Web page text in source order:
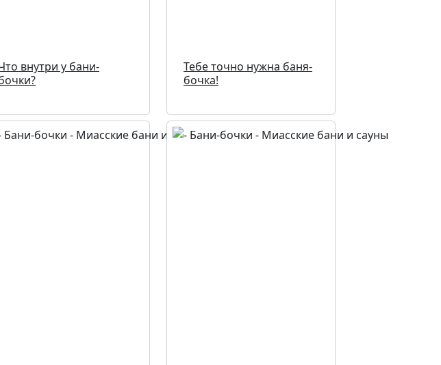
внутри у бани-
Тебе точно нужна баня-
бочка!